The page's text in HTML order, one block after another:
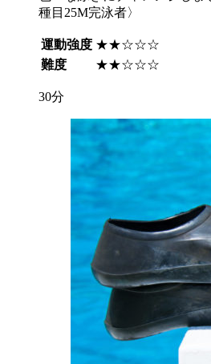
種目25M完泳者〉
運動強度 ★★☆☆☆
難度
★★☆☆☆
30分